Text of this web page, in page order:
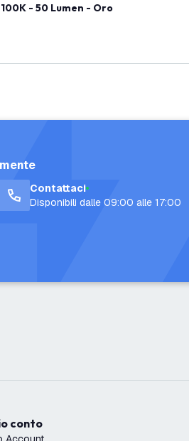
- 50 Lumen - Oro
Contattaci
Disponibili dalle 09:00 alle 17:00
conto